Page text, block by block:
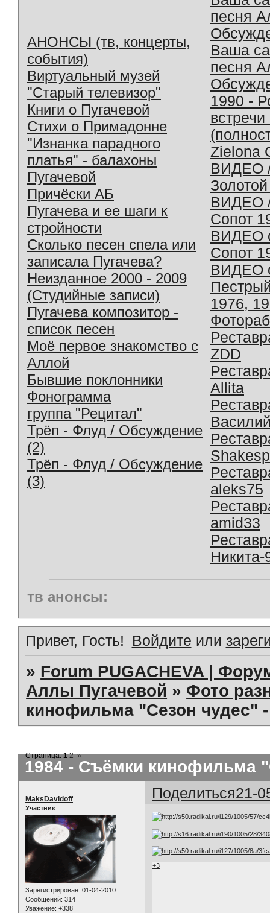
АНОНСЫ (тв, концерты,
события)
Виртуальный музей
"Старый телевизор"
Книги о Пугачевой
Стихи о Примадонне
"Изнанка парадного
платья" - балахоны
Пугачевой
Причёски АБ
Пугачева и ее шаги к
стройности
Сколько песен спела или
записала Пугачева?
Неизданное 2000 - 2009
(Студийные записи)
Пугачева композитор -
список песен
Моё первое знакомство с
Аллой
Бывшие поклонники
Фонограмма
группа "Рецитал"
Трёп - Флуд / Обсуждение
(2)
Трёп - Флуд / Обсуждение
(3)
песня
Ваша
песня
1990 -
Zielona
ВИДЕО
ВИДЕО
Сопот
ВИДЕО
Сопот
ВИДЕО
1976,
ZDD
Allita
aleks75
amid33
Никита-
тв анонсы:
Привет, Гость! Войдите или
» Forum PUGACHEVA |
Аллы Пугачевой » Фото
кинофильма "Сезон чудес"
1984 - Съёмки кинофильма
Страница:1 2 »
Поделиться21-
MaksDavidoff
Участник
Зарегистрирован: 01-04-2010
Сообщений: 314
Уважение: +338
+3